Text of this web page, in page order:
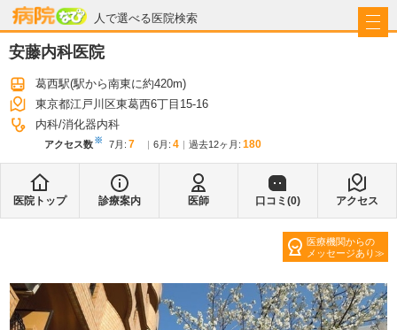
人で選べる医院検索
病院なび
安藤内科医院
葛西駅(駅から南東に約420m)
東京都江戸川区東葛西6丁目15-16
内科 消化器内科
アクセス数※ 7月 : 7 6月 : 4 過去12ヶ月: 180
医院トップ 診療案内 医師 口コミ(0) アクセス
医療機関からの
メッセージあり